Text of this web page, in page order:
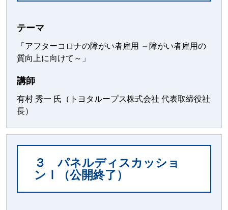
テーマ
「アフターコロナの障がい者雇用 ～障がい者雇用の
質向上に向けて～」
講師
有村 秀一 氏（トヨタループス株式会社 代表取締役社
長）
３ パネルディスカッショ
ンⅠ（公開終了）